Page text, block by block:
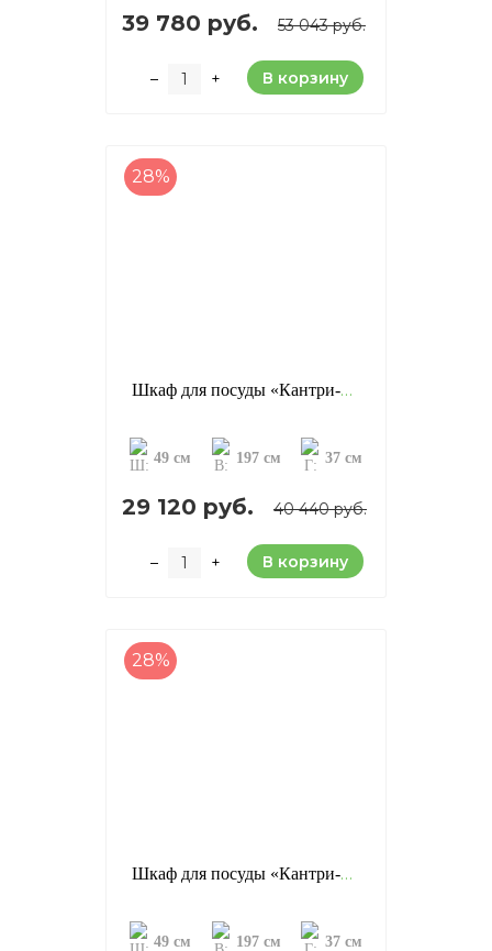
39 780 руб. 53 043 руб.
– + В корзину
28%
Шкаф для посуды «Кантри-13», цвет: белый лак (сосна)
49 см 197 см 37 см
29 120 руб. 40 440 руб.
– + В корзину
28%
Шкаф для посуды «Кантри-13», цвет: блек (сосна)
49 см 197 см 37 см